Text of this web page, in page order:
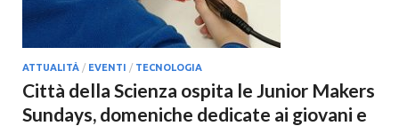
ATTUALITÀ / EVENTI / TECNOLOGIA
Città della Scienza ospita le Junior Makers
Sundays, domeniche dedicate ai giovani e